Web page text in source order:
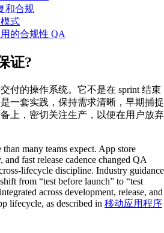
和合规
式
的合规性 QA
证?
付的操作系统。它不是在 sprint 结束
一套实践，保持需求清晰，早期捕捉
上，密切关注生产，以便在用户放弃
many teams expect. App store
fast release cadence changed QA
lifecycle discipline. Industry guidance
from “test before launch” to “test
across development, release, and
lifecycle, as described in 移动应用程序